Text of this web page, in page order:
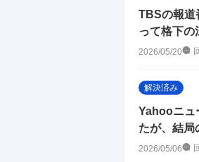
TBSの報道
って格下の
2026/05/20
解決済み
Yahooニュ
たが、結局
2026/05/06